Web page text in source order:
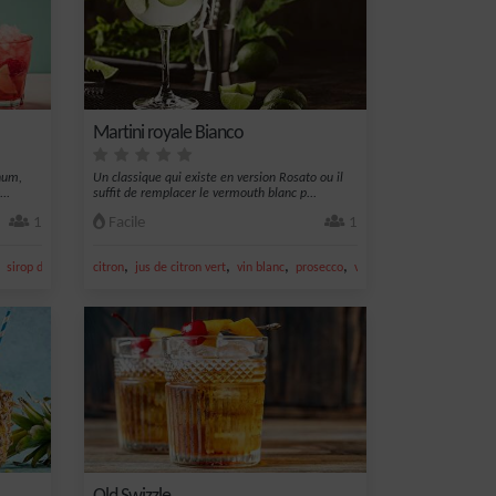
1
sirop de canne ,jus de citron vert
Martini royale Bianco
Un classique qui existe en version Rosato ou il
suffit de remplacer le vermouth blanc p...
Facile 1
citron, jus de citron vert, vin blanc, prosecco, vermouth